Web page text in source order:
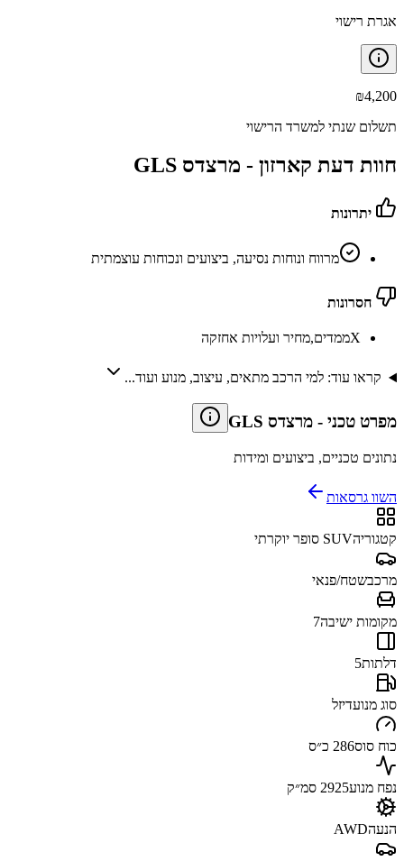
אגרת רישוי
₪4,200
תשלום שנתי למשרד הרישוי
חוות דעת קארזון - מרצדס GLS
יתרונות
מרווח ונוחות נסיעה, ביצועים ונכוחות עוצמתית
חסרונות
Xממדים,מחיר ועלויות אחזקה
קראו עוד: למי הרכב מתאים, עיצוב, מנוע ועוד...
מפרט טכני - מרצדס GLS
נתונים טכניים, ביצועים ומידות
השוו גרסאות
קטגוריהSUV סופר יוקרתי
מרכבשטח/פנאי
מקומות ישיבה7
דלתות5
סוג מנועדיזל
כוח סוס286 כ״ס
נפח מנוע2925 סמ״ק
הנעהAWD